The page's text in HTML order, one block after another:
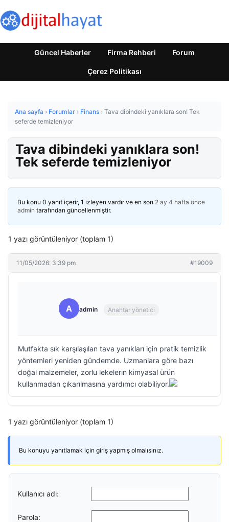
Güncel Haberler Firma Rehberi Forum
Çerez Politikası
Ana sayfa › Forumlar › Finans › Tava dibindeki yanıklara son! Tek
seferde temizleniyor
Tava dibindeki yanıklara son!
Tek seferde temizleniyor
Bu konu 0 yanıt içerir, 1 izleyen vardır ve en son 2 ay 4 hafta önce
admin tarafından güncellenmiştir.
1 yazı görüntüleniyor (toplam 1)
11/05/2026: 3:39 pm #19009
A admin Anahtar yönetici
Mutfakta sık karşılaşılan tava yanıkları için pratik temizlik
yöntemleri yeniden gündemde. Uzmanlara göre bazı
doğal malzemeler, zorlu lekelerin kimyasal ürün
kullanmadan çıkarılmasına yardımcı olabiliyor.
1 yazı görüntüleniyor (toplam 1)
Bu konuyu yanıtlamak için giriş yapmış olmalısınız.
Kullanıcı adı:
Parola: